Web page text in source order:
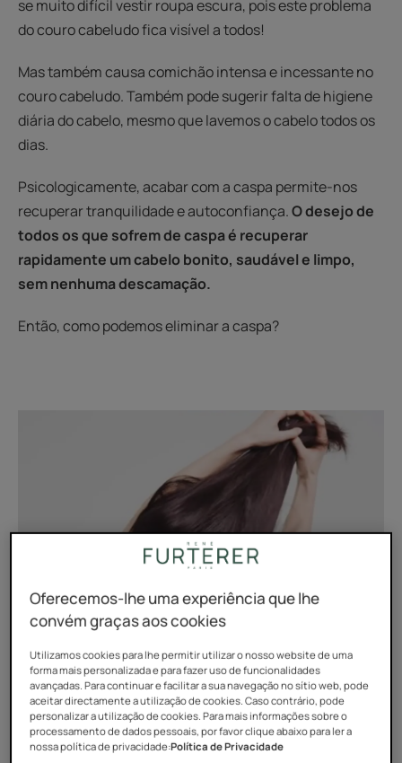
se muito difícil vestir roupa escura, pois este problema
do couro cabeludo fica visível a todos!
Mas também causa comichão intensa e incessante no
couro cabeludo. Também pode sugerir falta de higiene
diária do cabelo, mesmo que lavemos o cabelo todos os
dias.
Psicologicamente, acabar com a caspa permite-nos
recuperar tranquilidade e autoconfiança.O desejo de
todos os que sofrem de caspa é recuperar
rapidamente um cabelo bonito, saudável e limpo,
sem nenhuma descamação.
Então, como podemos eliminar a caspa?
Porque é que ficamos com
Oferecemos-lhe uma experiência que lhe
convém graças aos cookies
Utilizamos cookies para lhe permitir utilizar o nosso website de uma
forma mais personalizada e para fazer uso de funcionalidades
avançadas. Para continuar e facilitar a sua navegação no sítio web, pode
aceitar directamente a utilização de cookies. Caso contrário, pode
personalizar a utilização de cookies. Para mais informações sobre o
processamento de dados pessoais, por favor clique abaixo para ler a
nossa política de privacidade:Política de Privacidade